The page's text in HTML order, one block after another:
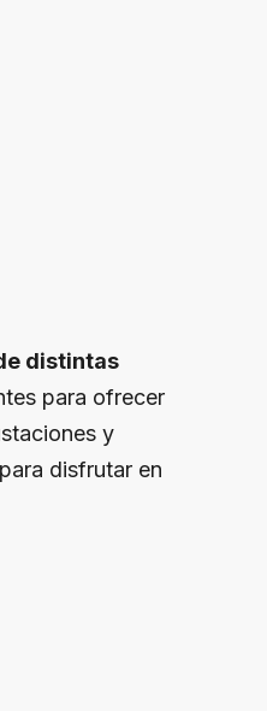
distintas
para ofrecer
y
disfrutar en